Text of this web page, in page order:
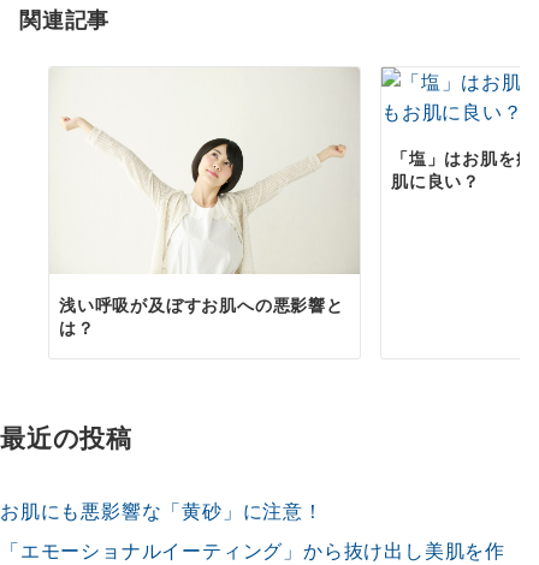
ン
関連記事
浅い呼吸が及ぼすお肌への悪影響と
は？
「塩」はお肌を
肌に良い？
最近の投稿
お肌にも悪影響な「黄砂」に注意！
「エモーショナルイーティング」から抜け出し美肌を作